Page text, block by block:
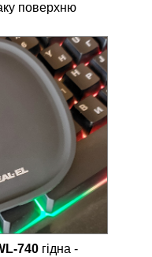
поверхню
740гідна -